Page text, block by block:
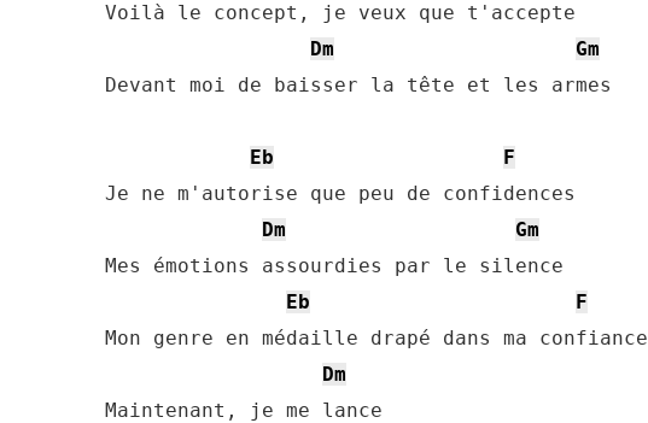
Voilà le concept, je veux que t'accepte
Dm
Gm
Devant moi de baisser la tête et les armes
Eb
F
Je ne m'autorise que peu de confidences
Dm
Gm
Mes émotions assourdies par le silence
Eb
F
Mon genre en médaille drapé dans ma confiance
Dm
Maintenant, je me lance